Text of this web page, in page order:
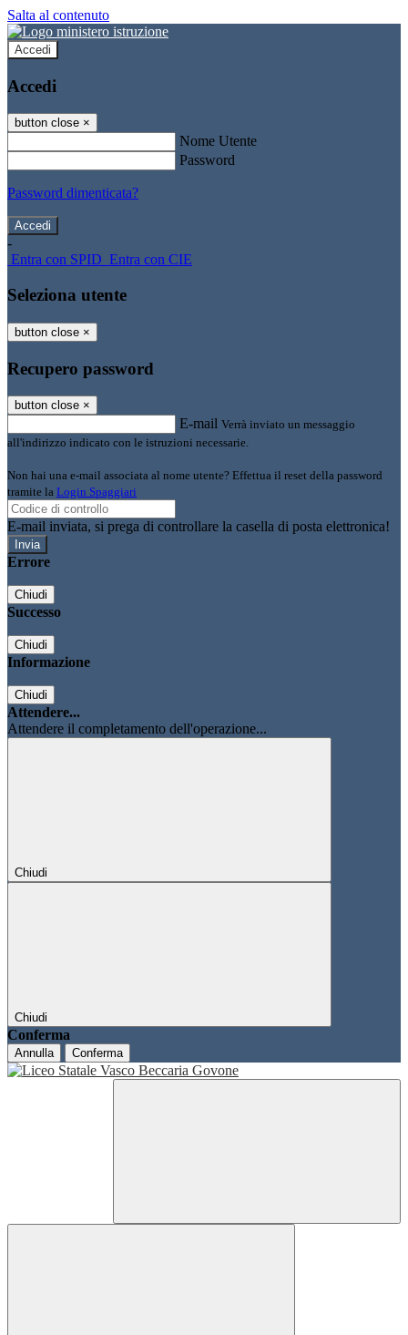
Salta al contenuto
Accedi
Accedi
button close ×
Nome Utente
Password
Password dimenticata?
-
Entra con SPID Entra con CIE
Seleziona utente
button close ×
Recupero password
button close ×
E-mail Verrà inviato un messaggio
all'indirizzo indicato con le istruzioni necessarie.
Non hai una e-mail associata al nome utente? Effettua il reset della password
tramite la Login Spaggiari
E-mail inviata, si prega di controllare la casella di posta elettronica!
Errore
Chiudi
Successo
Chiudi
Informazione
Chiudi
Attendere...
Attendere il completamento dell'operazione...
Chiudi
Chiudi
Conferma
Annulla Conferma